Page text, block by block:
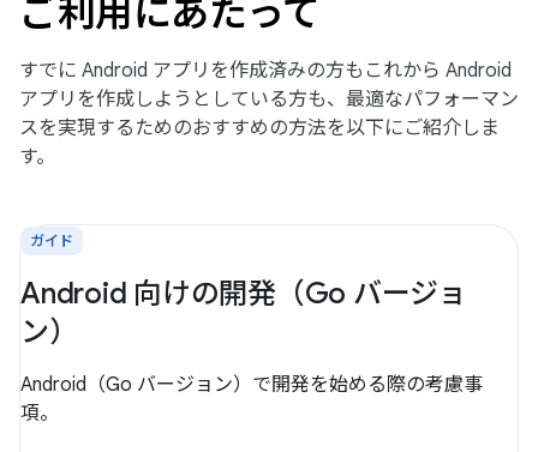
ご利用にあたって
すでに Android アプリを作成済みの方もこれから Android
アプリを作成しようとしている方も、最適なパフォーマン
スを実現するためのおすすめの方法を以下にご紹介しま
す。
ガイド
Android 向けの開発（Go バージョ
ン）
Android（Go バージョン）で開発を始める際の考慮事
項。